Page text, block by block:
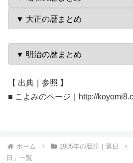
【 出典｜参照 】
■ こよみのページ｜http://
ホーム 1905年の暦注｜選日
日」一覧